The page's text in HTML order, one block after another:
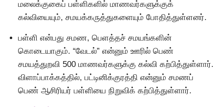
மலைக்குகைப் பள்ளிகளில் மாணவர்களுக்குக்
கல்வியையும், சமயக்கருத்துகளையும் போதித்துள்ளனர்.
பள்ளி என்பது சமண, பெளத்தச் சமயங்களின்
கொடையாகும். “வேடல்” என்னும் ஊரில் பெண்
சமயத்துறவி 500 மாணவர்களுக்கு கல்வி கற்பித்துள்ளார்.
விளாப்பாக்கத்தில், பட்டினிக்குரத்தி என்னும் சமணப்
பெண் ஆசிரியர் பள்ளியை நிறுவிக் கற்பித்துள்ளார்.